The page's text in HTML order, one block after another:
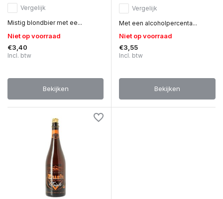
Vergelijk
Mistig blondbier met ee...
Niet op voorraad
€3,40
Incl. btw
Bekijken
Vergelijk
Met een alcoholpercenta...
Niet op voorraad
€3,55
Incl. btw
Bekijken